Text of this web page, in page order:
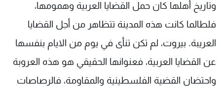
وتاريخ أهلها كان حمل القضايا العربية وهمومها،
فلطالما كانت هذه المدينة تتظاهر من أجل القضايا
العريبة. بيروت، لم تكن تنأى في يوم من الايام بنفسها
عن القضايا العربية، فعنوانها الحقيقي هو هذه العروبة
واحتضان القضية الفلسطينية والمقاومة، فالرصاصات